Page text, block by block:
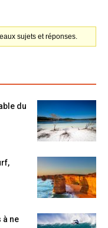
sujets et réponses.
du
à ne